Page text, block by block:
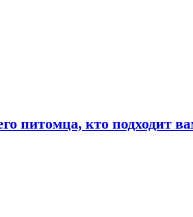
питомца, кто подходит